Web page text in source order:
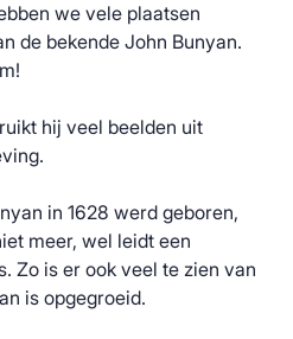
we vele plaatsen
de bekende John Bunyan.
hij veel beelden uit
in 1628 werd geboren,
meer, wel leidt een
Zo is er ook veel te zien van
is opgegroeid.